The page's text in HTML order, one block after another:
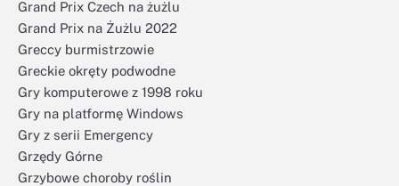
Grand Prix Czech na żużlu
Grand Prix na Żużlu 2022
Greccy burmistrzowie
Greckie okręty podwodne
Gry komputerowe z 1998 roku
Gry na platformę Windows
Gry z serii Emergency
Grzędy Górne
Grzybowe choroby roślin